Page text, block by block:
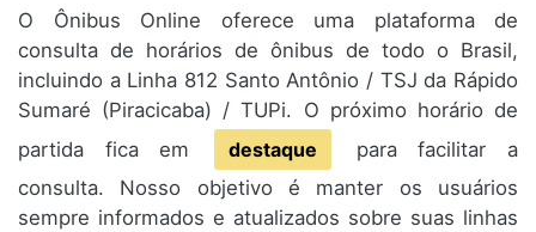
O Ônibus Online oferece uma plataforma de
consulta de horários de ônibus de todo o Brasil,
incluindo a Linha 812 Santo Antônio / TSJ da Rápido
Sumaré (Piracicaba) / TUPi. O próximo horário de
partida fica em
destaque
para facilitar a
consulta. Nosso objetivo é manter os usuários
sempre informados e atualizados sobre suas linhas